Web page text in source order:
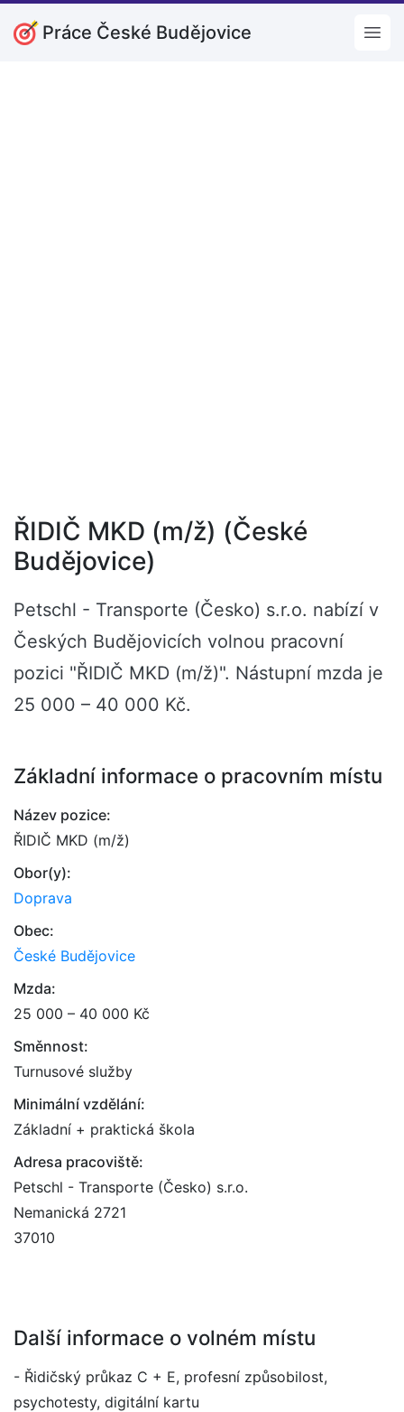
Práce České Budějovice
ŘIDIČ MKD (m/ž) (České
Budějovice)
Petschl - Transporte (Česko) s.r.o. nabízí v
Českých Budějovicích volnou pracovní
pozici "ŘIDIČ MKD (m/ž)". Nástupní mzda je
25 000 – 40 000 Kč.
Základní informace o pracovním místu
Název pozice:
ŘIDIČ MKD (m/ž)
Obor(y):
Doprava
Obec:
České Budějovice
Mzda:
25 000 – 40 000 Kč
Směnnost:
Turnusové služby
Minimální vzdělání:
Základní + praktická škola
Adresa pracoviště:
Petschl - Transporte (Česko) s.r.o.
Nemanická 2721
37010
Další informace o volném místu
- Řidičský průkaz C + E, profesní způsobilost,
psychotesty, digitální kartu